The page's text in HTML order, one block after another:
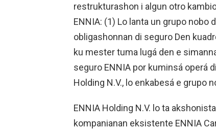
restrukturashon i algun otro
ENNIA: (1) Lo lanta un grupo nobo
obligashonnan di seguro Den
ku mester tuma lugá den e
seguro ENNIA por kuminsá operá
Holding N.V., lo enkabesá e grupo
ENNIA Holding N.V. lo ta
kompanianan eksistente ENNIA